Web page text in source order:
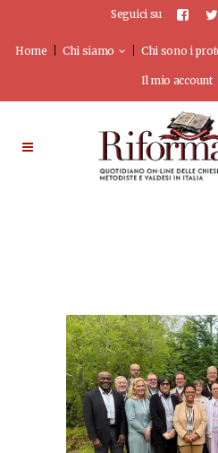
Seguici su
Home Chi siamo Chi sono i
Il mio account